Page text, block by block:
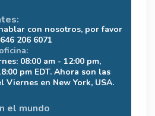
con nosotros, por favor
206 6071
08:00 am - 12:00 pm,
pm EDT. Ahora son las
Viernes en New York, USA.
el mundo